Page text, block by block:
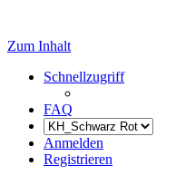
Zum Inhalt
Schnellzugriff
FAQ
Anmelden
Registrieren